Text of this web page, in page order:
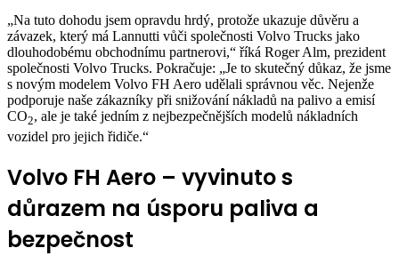
„Na tuto dohodu jsem opravdu hrdý, protože ukazuje důvěru a
závazek, který má Lannutti vůči společnosti Volvo Trucks jako
dlouhodobému obchodnímu partnerovi,“ říká Roger Alm, prezident
společnosti Volvo Trucks. Pokračuje: „Je to skutečný důkaz, že jsme
s novým modelem Volvo FH Aero udělali správnou věc. Nejenže
podporuje naše zákazníky při snižování nákladů na palivo a emisí
CO2, ale je také jedním z nejbezpečnějších modelů nákladních
vozidel pro jejich řidiče.“
Volvo FH Aero – vyvinuto s
důrazem na úsporu paliva a
bezpečnost